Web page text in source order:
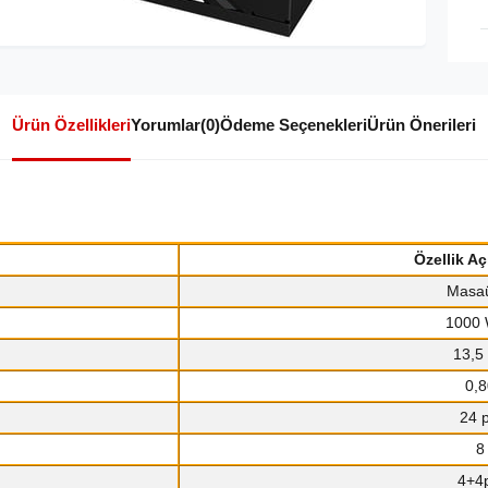
Ürün ÖzellikleriYorumlar(0)Ödeme SeçenekleriÜrün Önerileri
Özellik
1000
13,5
24
8